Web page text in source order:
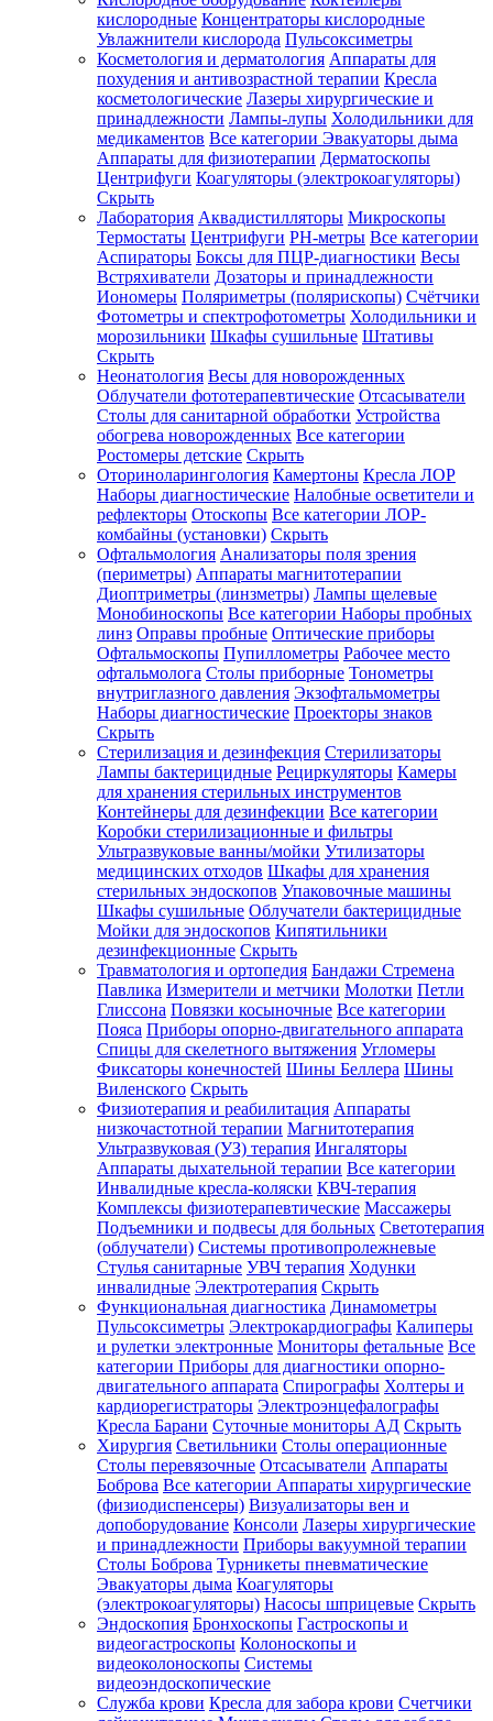
Зарегистрироваться
Зачем
регистрироваться?
Все
покупки
одном
месте
Личный
менеджер
Отслеживание
статуса
заказа
кислородные Концентраторы кислородные
Увлажнители кислорода Пульсоксиметры
Косметология и дерматология Аппараты для
похудения и антивозрастной терапии Кресла
косметологические Лазеры хирургические и
принадлежности Лампы-лупы Холодильники для
медикаментов Все категории Эвакуаторы дыма
Аппараты для физиотерапии Дерматоскопы
Центрифуги Коагуляторы (электрокоагуляторы)
Скрыть
Лаборатория Аквадистилляторы Микроскопы
Термостаты Центрифуги PH-метры Все категории
Аспираторы Боксы для ПЦР-диагностики Весы
Встряхиватели Дозаторы и принадлежности
Иономеры Поляриметры (полярископы) Счётчики
Фотометры и спектрофотометры Холодильники и
морозильники Шкафы сушильные Штативы
Скрыть
Неонатология Весы для новорожденных
Облучатели фототерапевтические Отсасыватели
Столы для санитарной обработки Устройства
обогрева новорожденных Все категории
Ростомеры детские Скрыть
Оториноларингология Камертоны Кресла ЛОР
Наборы диагностические Налобные осветители и
рефлекторы Отоскопы Все категории ЛОР-
комбайны (установки) Скрыть
Офтальмология Анализаторы поля зрения
(периметры) Аппараты магнитотерапии
Диоптриметры (линзметры) Лампы щелевые
Монобиноскопы Все категории Наборы пробных
линз Оправы пробные Оптические приборы
Офтальмоскопы Пупиллометры Рабочее место
офтальмолога Столы приборные Тонометры
внутриглазного давления Экзофтальмометры
Наборы диагностические Проекторы знаков
Скрыть
Стерилизация и дезинфекция Стерилизаторы
Лампы бактерицидные Рециркуляторы Камеры
для хранения стерильных инструментов
Контейнеры для дезинфекции Все категории
Коробки стерилизационные и фильтры
Ультразвуковые ванны/мойки Утилизаторы
медицинских отходов Шкафы для хранения
стерильных эндоскопов Упаковочные машины
Шкафы сушильные Облучатели бактерицидные
Мойки для эндоскопов Кипятильники
дезинфекционные Скрыть
Травматология и ортопедия Бандажи Стремена
Павлика Измерители и метчики Молотки Петли
Глиссона Повязки косыночные Все категории
Пояса Приборы опорно-двигательного аппарата
Спицы для скелетного вытяжения Угломеры
Фиксаторы конечностей Шины Беллера Шины
Виленского Скрыть
Физиотерапия и реабилитация Аппараты
низкочастотной терапии Магнитотерапия
Ультразвуковая (УЗ) терапия Ингаляторы
Аппараты дыхательной терапии Все категории
Инвалидные кресла-коляски КВЧ-терапия
Комплексы физиотерапевтические Массажеры
Подъемники и подвесы для больных Светотерапия
(облучатели) Системы противопролежневые
Стулья санитарные УВЧ терапия Ходунки
инвалидные Электротерапия Скрыть
Функциональная диагностика Динамометры
Пульсоксиметры Электрокардиографы Калиперы
и рулетки электронные Мониторы фетальные Все
категории Приборы для диагностики опорно-
двигательного аппарата Спирографы Холтеры и
кардиорегистраторы Электроэнцефалографы
Кресла Барани Суточные мониторы АД Скрыть
Хирургия Светильники Столы операционные
Столы перевязочные Отсасыватели Аппараты
Боброва Все категории Аппараты хирургические
(физиодиспенсеры) Визуализаторы вен и
допоборудование Консоли Лазеры хирургические
и принадлежности Приборы вакуумной терапии
Столы Боброва Турникеты пневматические
Эвакуаторы дыма Коагуляторы
(электрокоагуляторы) Насосы шприцевые Скрыть
Эндоскопия Бронхоскопы Гастроскопы и
видеогастроскопы Колоноскопы и
видеоколоноскопы Системы
видеоэндоскопические
Служба крови Кресла для забора крови Счетчики